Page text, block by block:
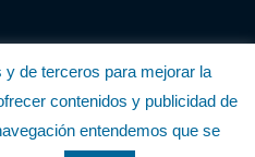
Fondear, S.L.
toda responsabilidad sobre la
de terceros para mejorar la
contenidos y publicidad de
entendemos que se